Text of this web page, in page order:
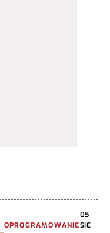
OPROGRAMOWANIE
05
SIE